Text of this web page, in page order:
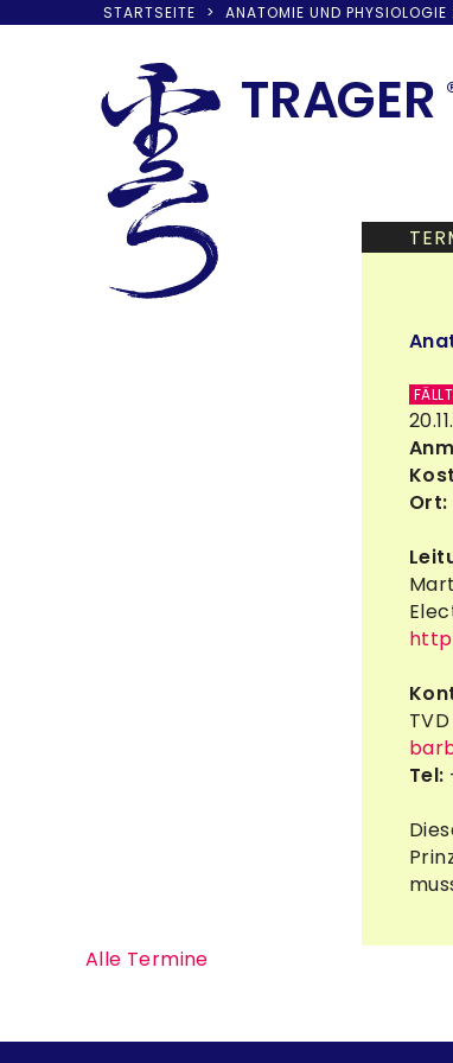
STARTSEITE > ANATOMIE UND PHYSIOLOGIE
content
TRAGER
Ort:
Tel:
Alle Termine